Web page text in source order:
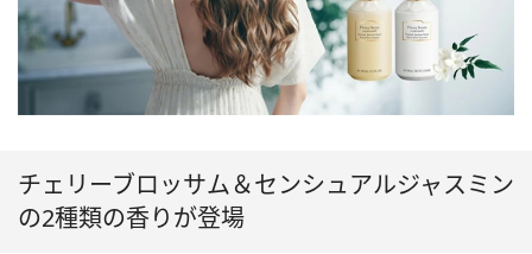
チェリーブロッサム＆センシュアルジャスミン
の2種類の香りが登場